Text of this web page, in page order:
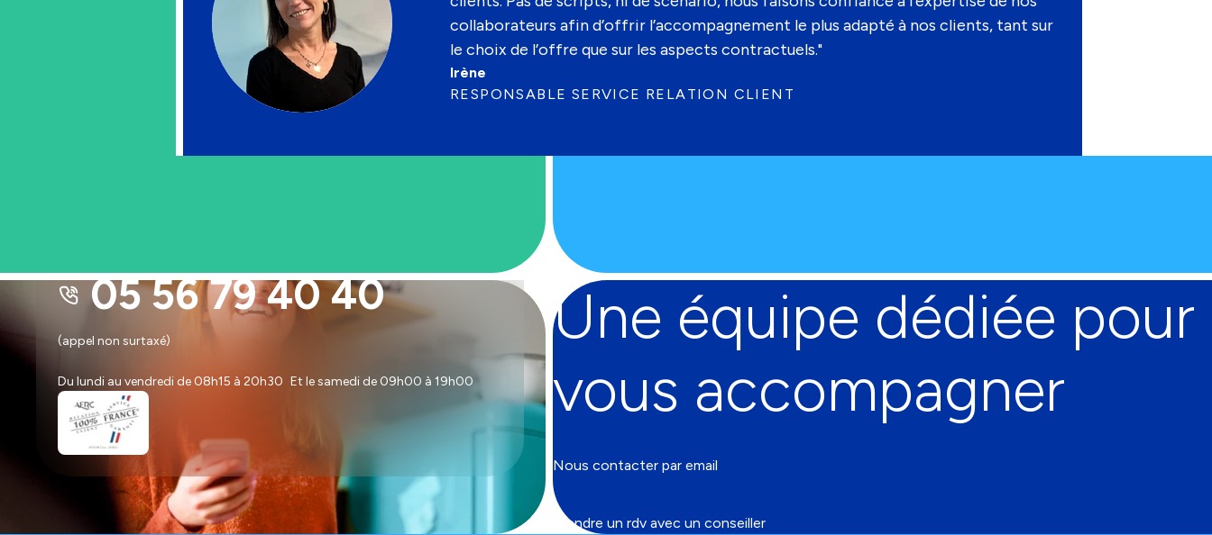
collaborateurs afin d’offrir l’accompagnement le plus adapté à nos clients, tant sur
le choix de l’offre que sur les aspects contractuels."
Irène
RESPONSABLE SERVICE RELATION CLIENT
05 56 79 40 40
(appel non surtaxé)
Du lundi au vendredi de 08h15 à 20h30 Et le samedi de 09h00 à 19h00
Une équipe dédiée pour
vous accompagner
Nous contacter par email
Prendre un rdv avec un conseiller